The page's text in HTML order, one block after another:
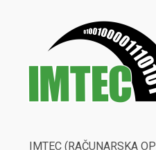
IMTEC (RAČUNARSKA